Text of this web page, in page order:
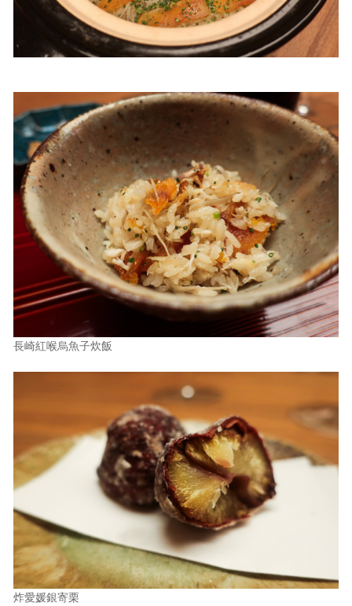
長崎紅喉烏魚子炊飯
炸愛媛銀寄栗